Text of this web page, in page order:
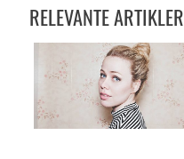
RELEVANTE ARTIKLER